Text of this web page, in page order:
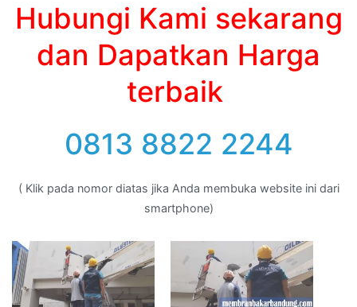
Hubungi Kami sekarang
dan Dapatkan Harga
terbaik
0813 8822 2244
( Klik pada nomor diatas jika Anda membuka website ini dari
smartphone)